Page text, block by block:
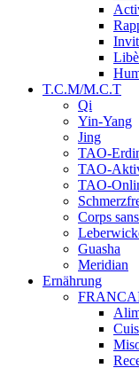
T.C.M/M.C.T
Qi
Yin-Yang
Jing
TAO-
TAO-
TAO-
Corps
Guasha
Meridian
Ernährung